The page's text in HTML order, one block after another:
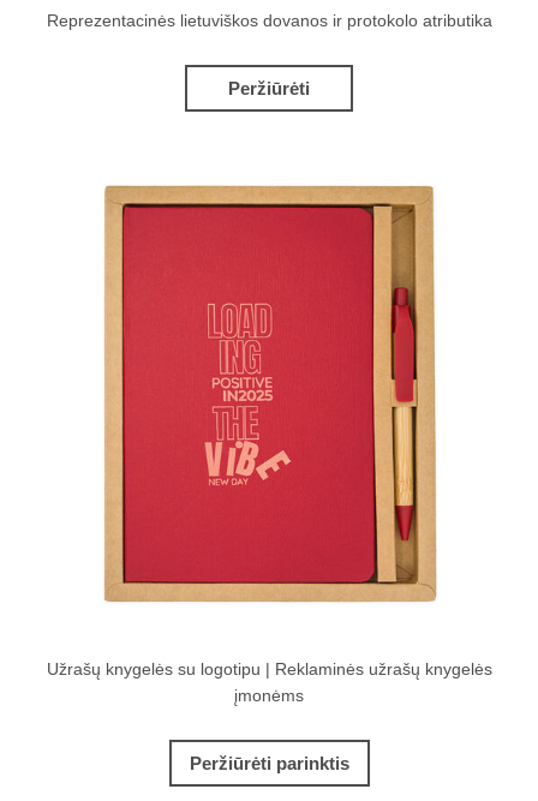
Reprezentacinės lietuviškos dovanos ir protokolo atributika
Peržiūrėti
Užrašų knygelės su logotipu | Reklaminės užrašų knygelės
įmonėms
Peržiūrėti parinktis